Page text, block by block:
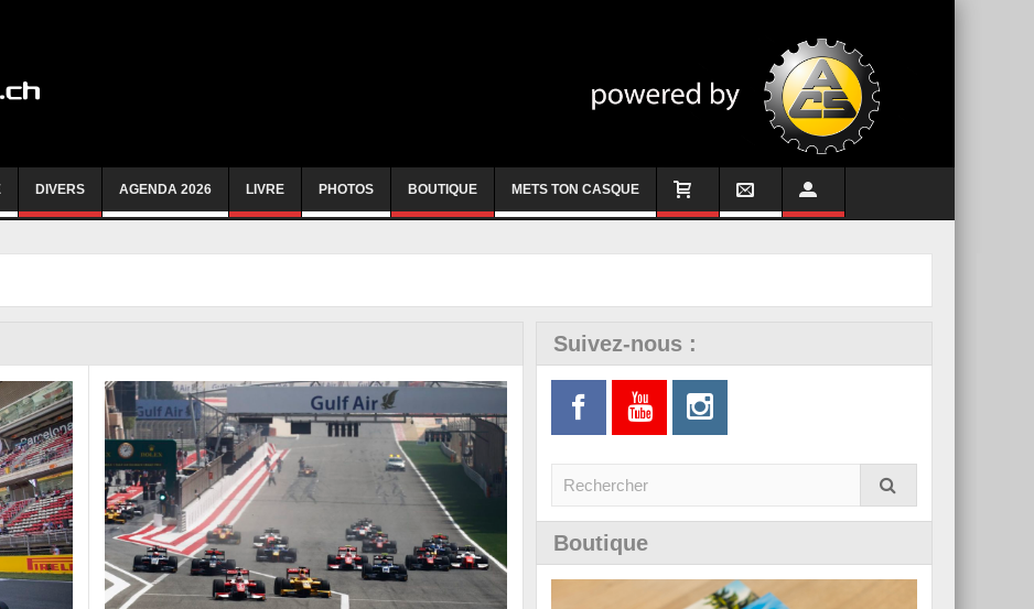
DIVERS AGENDA 2026 LIVRE PHOTOS BOUTIQUE METS TON CASQUE
Suivez-nous :
Boutique